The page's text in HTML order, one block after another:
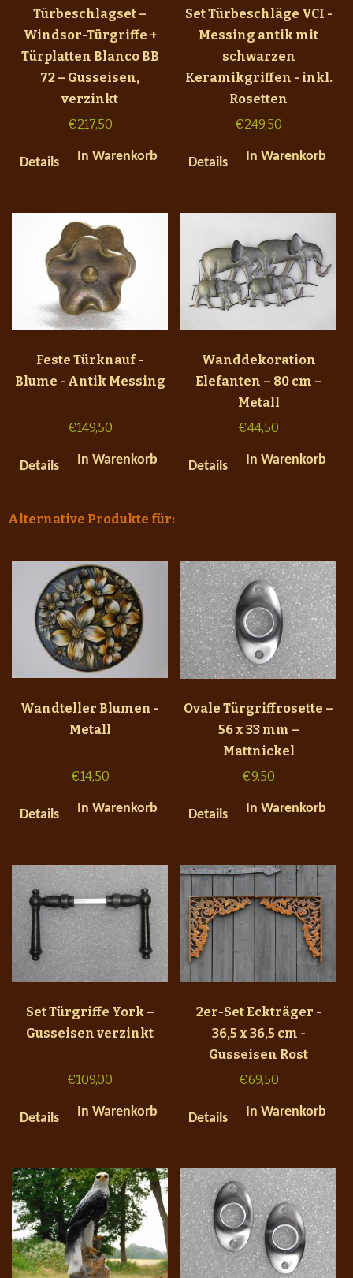
Türbeschlagset –
Windsor-Türgriffe +
Türplatten Blanco BB
72 – Gusseisen,
verzinkt
€217,50
Details In Warenkorb
Set Türbeschläge VCI -
Messing antik mit
schwarzen
Keramikgriffen - inkl.
Rosetten
€249,50
Details In Warenkorb
Feste Türknauf -
Blume - Antik Messing
€149,50
Details In Warenkorb
Wanddekoration
Elefanten – 80 cm –
Metall
€44,50
Details In Warenkorb
Alternative Produkte für:
Wandteller Blumen -
Metall
€14,50
Details In Warenkorb
Ovale Türgriffrosette –
56 x 33 mm –
Mattnickel
€9,50
Details In Warenkorb
Set Türgriffe York –
Gusseisen verzinkt
€109,00
Details In Warenkorb
2er-Set Eckträger -
36,5 x 36,5 cm -
Gusseisen Rost
€69,50
Details In Warenkorb